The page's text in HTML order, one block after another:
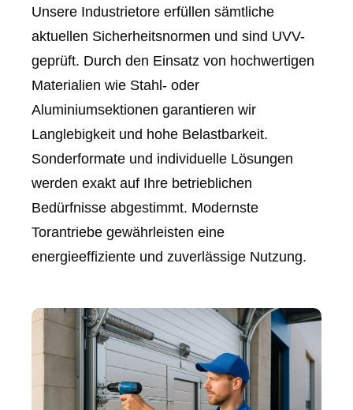
Unsere Industrietore erfüllen sämtliche
aktuellen Sicherheitsnormen und sind UVV-
geprüft. Durch den Einsatz von hochwertigen
Materialien wie Stahl- oder
Aluminiumsektionen garantieren wir
Langlebigkeit und hohe Belastbarkeit.
Sonderformate und individuelle Lösungen
werden exakt auf Ihre betrieblichen
Bedürfnisse abgestimmt. Modernste
Torantriebe gewährleisten eine
energieeffiziente und zuverlässige Nutzung.